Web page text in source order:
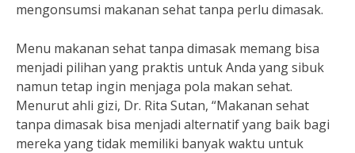
mengonsumsi makanan sehat tanpa perlu dimasak.
Menu makanan sehat tanpa dimasak memang bisa
menjadi pilihan yang praktis untuk Anda yang sibuk
namun tetap ingin menjaga pola makan sehat.
Menurut ahli gizi, Dr. Rita Sutan, “Makanan sehat
tanpa dimasak bisa menjadi alternatif yang baik bagi
mereka yang tidak memiliki banyak waktu untuk